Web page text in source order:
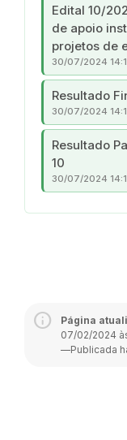
Edital 10/
de apoio
projetos de
30/07/2024
Resultado
30/07/2024
Resultado
10
30/07/2024
Página
07/02/2024
—Publicada